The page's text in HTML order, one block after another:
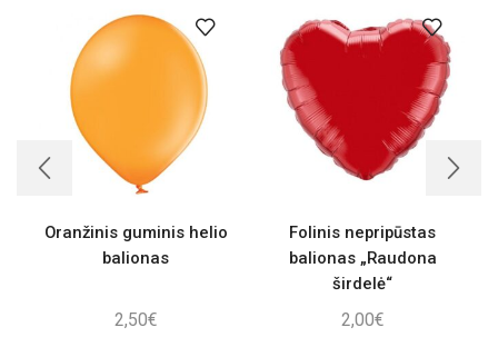
Oranžinis guminis helio
balionas
2,50€
Folinis nepripūstas
balionas „Raudona
širdelė“
2,00€